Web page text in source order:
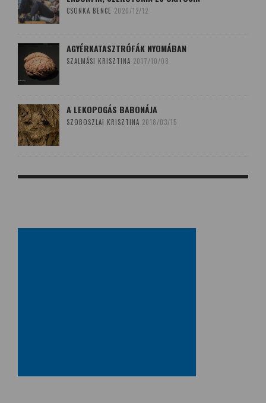
CSONKA BENCE 2020/12/12
AGYÉRKATASZTRÓFÁK NYOMÁBAN
SZALMÁSI KRISZTINA 2017/10/08
A LEKOPOGÁS BABONÁJA
SZOBOSZLAI KRISZTINA 2018/03/15